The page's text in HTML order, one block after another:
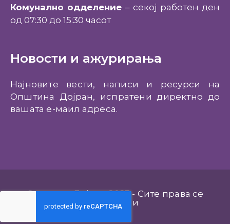
Комунално одделение – секој работен ден
од 07:30 до 15:30 часот
Новости и ажурирања
Најновите вести, написи и ресурси на
Општина Дојран, испратени директно до
вашата е-маил адреса.
Општина Дојран 2023 - Сите права се
задржани